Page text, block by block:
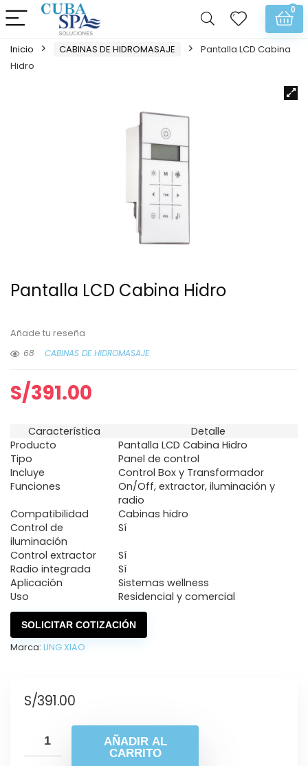
0
Inicio CABINAS DE HIDROMASAJE
Pantalla LCD Cabina
Hidro
Pantalla LCD Cabina Hidro
Añade tu reseña
68
CABINAS DE HIDROMASAJE
S/391.00
Característica
Detalle
Producto
Pantalla LCD Cabina Hidro
Tipo
Panel de control
Incluye
Control Box y Transformador
Funciones
On/Off, extractor, iluminación y
radio
Compatibilidad
Cabinas hidro
Control de
iluminación
Sí
Control extractor
Sí
Radio integrada
Sí
Aplicación
Sistemas wellness
Uso
Residencial y comercial
SOLICITAR COTIZACIÓN
Marca: LING XIAO
S/391.00
AÑADIR AL
CARRITO